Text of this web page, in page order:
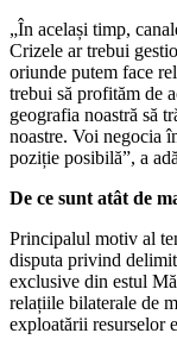
„În același timp,
Crizele ar trebui
oriunde putem face
trebui să profităm de
geografia noastră să
noastre. Voi negocia
poziție posibilă”, a
De ce sunt atât de
Principalul motiv al
disputa privind
exclusive din estul
relațiile bilaterale de
exploatării resurselor